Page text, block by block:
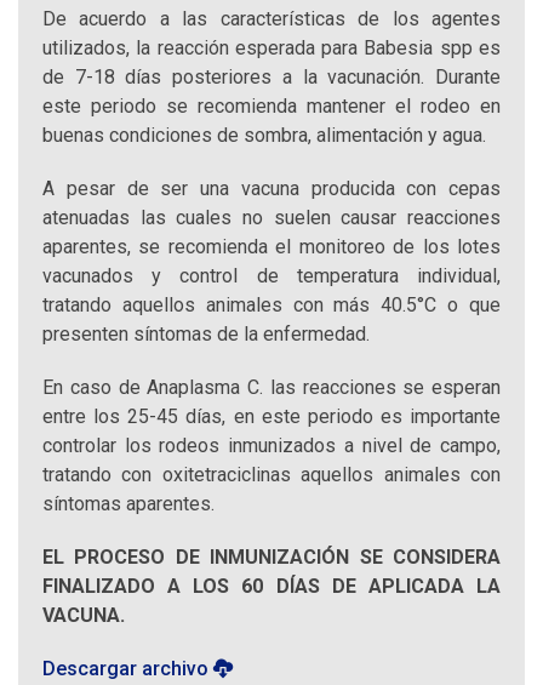
De acuerdo a las características de los agentes
utilizados, la reacción esperada para Babesia spp es
de 7-18 días posteriores a la vacunación. Durante
este periodo se recomienda mantener el rodeo en
buenas condiciones de sombra, alimentación y agua.
A pesar de ser una vacuna producida con cepas
atenuadas las cuales no suelen causar reacciones
aparentes, se recomienda el monitoreo de los lotes
vacunados y control de temperatura individual,
tratando aquellos animales con más 40.5°C o que
presenten síntomas de la enfermedad.
En caso de Anaplasma C. las reacciones se esperan
entre los 25-45 días, en este periodo es importante
controlar los rodeos inmunizados a nivel de campo,
tratando con oxitetraciclinas aquellos animales con
síntomas aparentes.
EL PROCESO DE INMUNIZACIÓN SE CONSIDERA
FINALIZADO A LOS 60 DÍAS DE APLICADA LA
VACUNA.
Descargar archivo